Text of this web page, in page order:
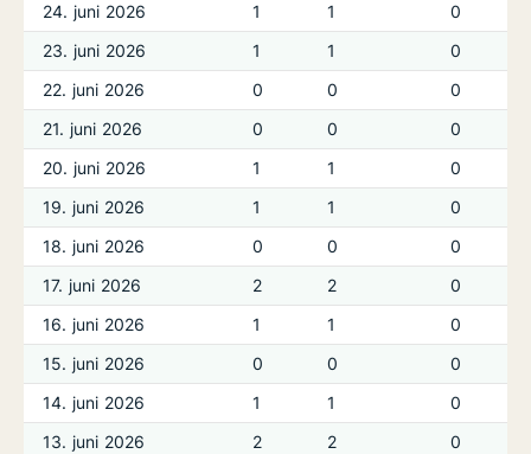
24. juni 2026 1 1
0
23. juni 2026
1 1
0
22. juni 2026
0 0
0
21. juni 2026
0 0
0
20. juni 2026
1 1
0
19. juni 2026
1 1
0
18. juni 2026
0 0
0
17. juni 2026
2 2
0
16. juni 2026
1 1
0
15. juni 2026
0 0
0
14. juni 2026
1 1
0
13. juni 2026
2 2
0